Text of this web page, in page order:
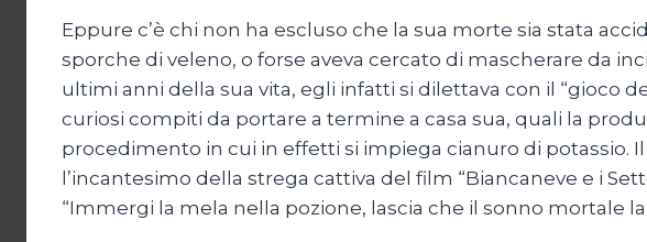
Eppure c’è chi non ha escluso che la sua morte sia stata
sporche di veleno, o forse aveva cercato di mascherare da
ultimi anni della sua vita, egli infatti si dilettava con il “gioco
curiosi compiti da portare a termine a casa sua, quali la
procedimento in cui in effetti si impiega cianuro di potassio.
l’incantesimo della strega cattiva del film “Biancaneve e i
“Immergi la mela nella pozione, lascia che il sonno mortale la